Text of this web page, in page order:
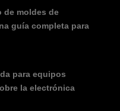
de moldes de
guía completa para
para equipos
la electrónica